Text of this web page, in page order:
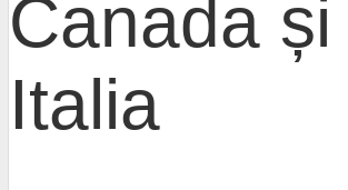
Canada și
Italia